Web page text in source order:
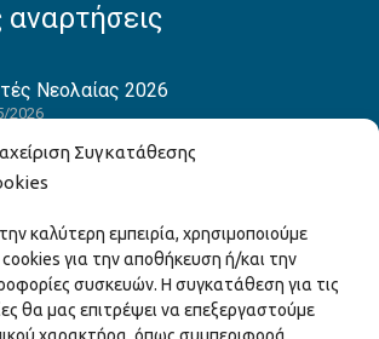
Συγκατάθεσης
καλύτερη εμπειρία, χρησιμοποιούμε
cookies για την αποθήκευση ή/και την
συσκευών. Η συγκατάθεση για τις
θα μας επιτρέψει να επεξεργαστούμε
αναρτήσεις
Νεολαίας 2026
2026
the Match: Γνωρίζοντας τα Αμερικανικά
Δημιουργώντας το Δικό σου
Story!
2026